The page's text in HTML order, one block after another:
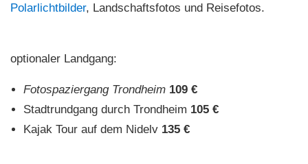
Polarlichtbilder, Landschaftsfotos und Reisefotos.
optionaler Landgang:
Fotospaziergang Trondheim 109 €
Stadtrundgang durch Trondheim 105 €
Kajak Tour auf dem Nidelv 135 €